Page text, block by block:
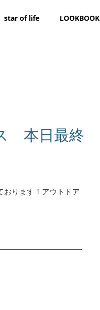
star of life LOOKBOOK
本日最終
おります！アウトドア